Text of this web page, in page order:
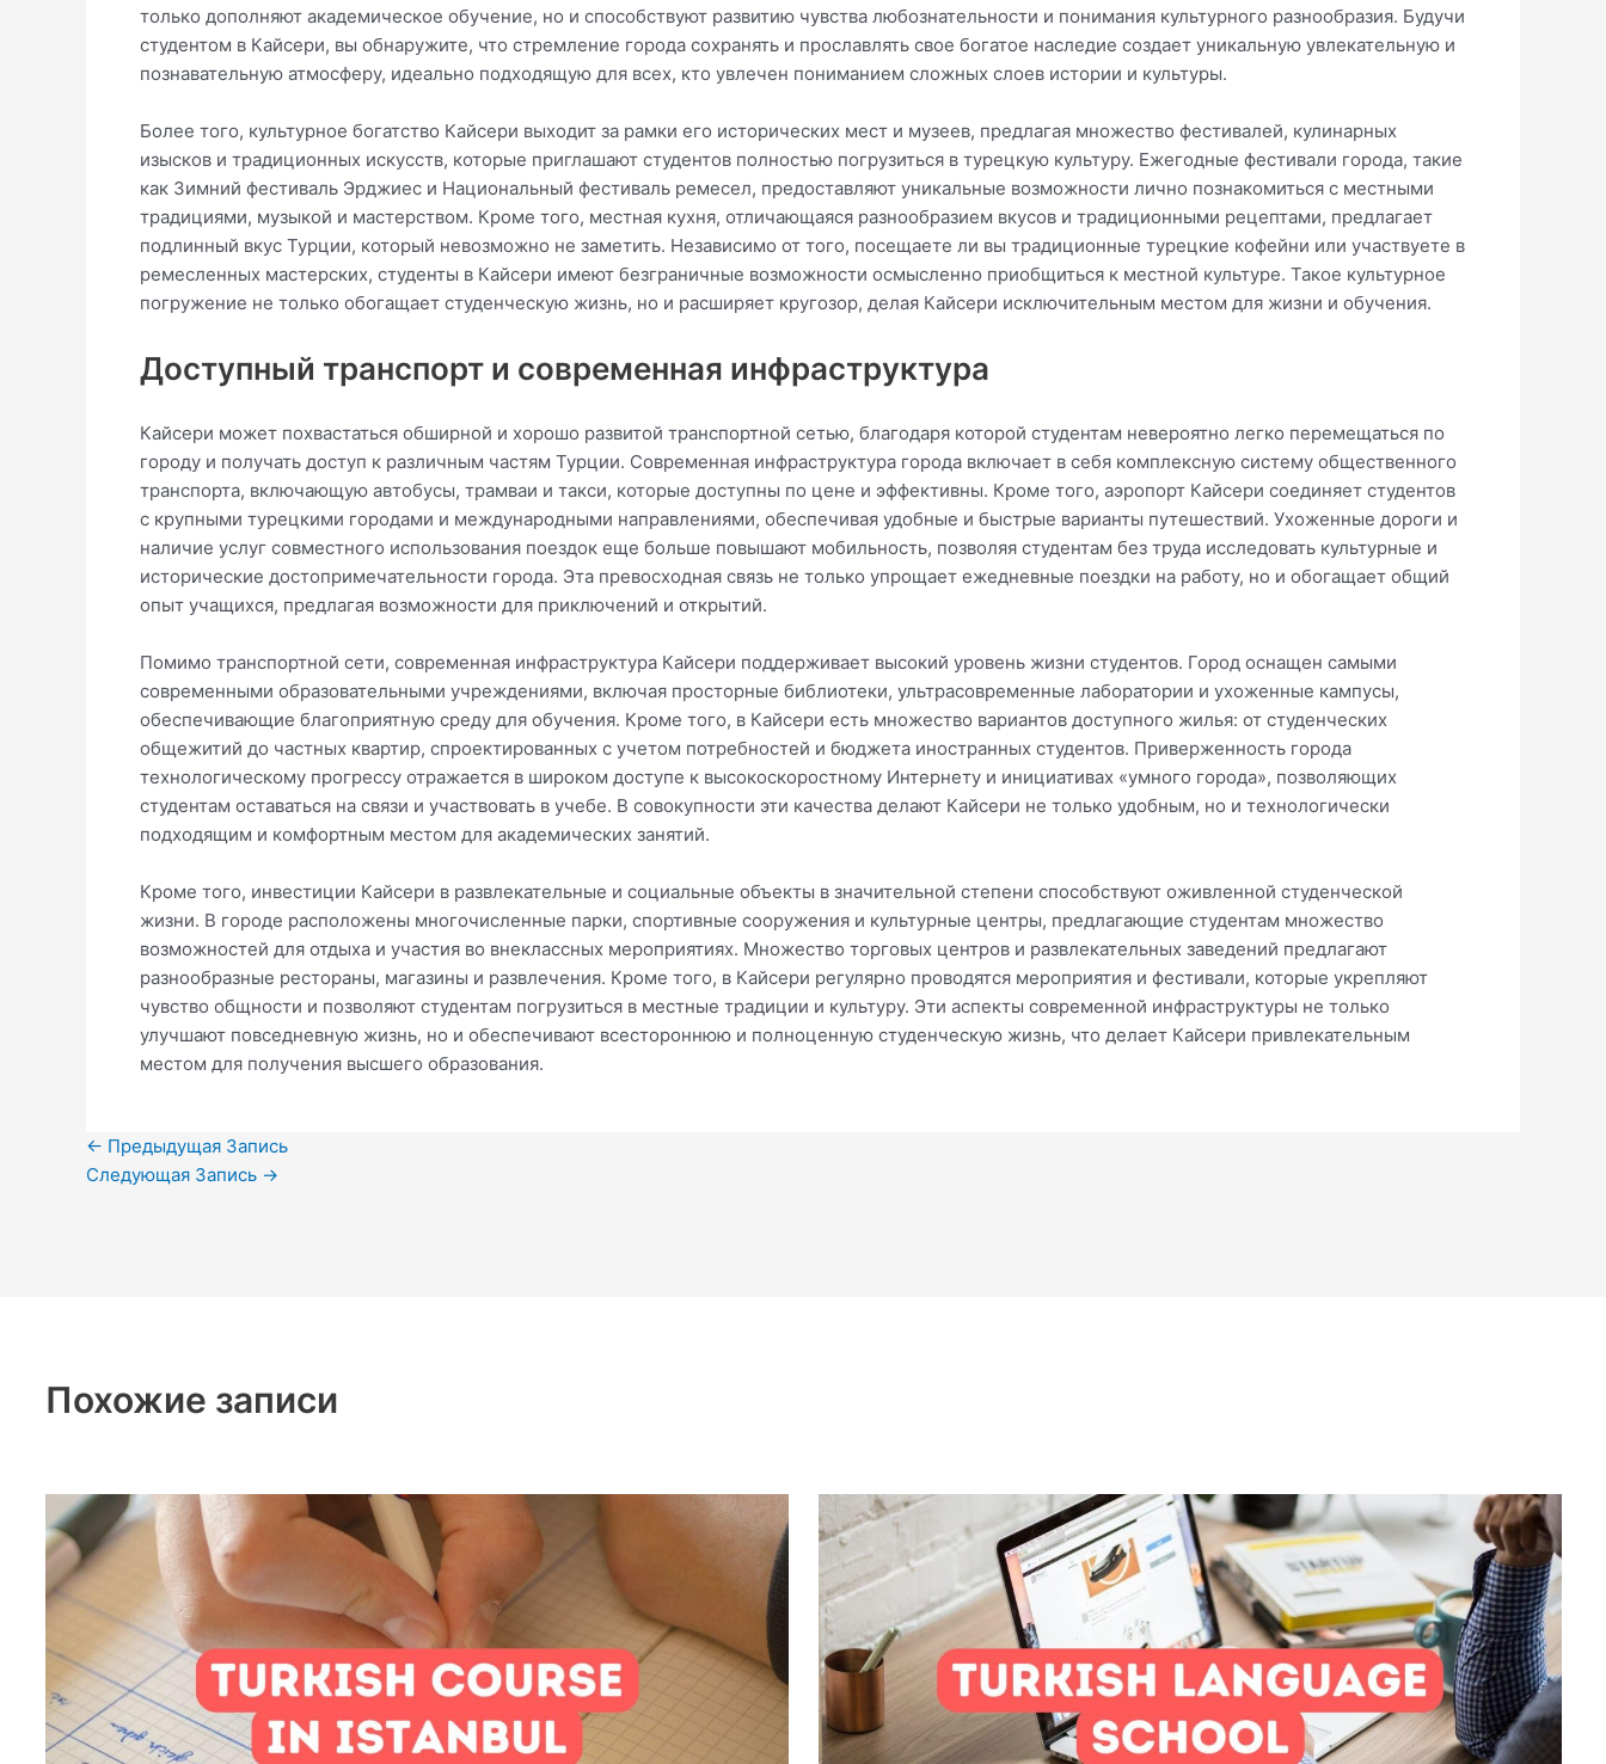
только дополняют академическое обучение, но и способствуют развитию чувства любознательности и понимания культурного разнообразия. Будучи
студентом в Кайсери, вы обнаружите, что стремление города сохранять и прославлять свое богатое наследие создает уникальную увлекательную и
познавательную атмосферу, идеально подходящую для всех, кто увлечен пониманием сложных слоев истории и культуры.
Более того, культурное богатство Кайсери выходит за рамки его исторических мест и музеев, предлагая множество фестивалей, кулинарных
изысков и традиционных искусств, которые приглашают студентов полностью погрузиться в турецкую культуру. Ежегодные фестивали города, такие
как Зимний фестиваль Эрджиес и Национальный фестиваль ремесел, предоставляют уникальные возможности лично познакомиться с местными
традициями, музыкой и мастерством. Кроме того, местная кухня, отличающаяся разнообразием вкусов и традиционными рецептами, предлагает
подлинный вкус Турции, который невозможно не заметить. Независимо от того, посещаете ли вы традиционные турецкие кофейни или участвуете в
ремесленных мастерских, студенты в Кайсери имеют безграничные возможности осмысленно приобщиться к местной культуре. Такое культурное
погружение не только обогащает студенческую жизнь, но и расширяет кругозор, делая Кайсери исключительным местом для жизни и обучения.
Доступный транспорт и современная инфраструктура
Кайсери может похвастаться обширной и хорошо развитой транспортной сетью, благодаря которой студентам невероятно легко перемещаться по
городу и получать доступ к различным частям Турции. Современная инфраструктура города включает в себя комплексную систему общественного
транспорта, включающую автобусы, трамваи и такси, которые доступны по цене и эффективны. Кроме того, аэропорт Кайсери соединяет студентов
с крупными турецкими городами и международными направлениями, обеспечивая удобные и быстрые варианты путешествий. Ухоженные дороги и
наличие услуг совместного использования поездок еще больше повышают мобильность, позволяя студентам без труда исследовать культурные и
исторические достопримечательности города. Эта превосходная связь не только упрощает ежедневные поездки на работу, но и обогащает общий
опыт учащихся, предлагая возможности для приключений и открытий.
Помимо транспортной сети, современная инфраструктура Кайсери поддерживает высокий уровень жизни студентов. Город оснащен самыми
современными образовательными учреждениями, включая просторные библиотеки, ультрасовременные лаборатории и ухоженные кампусы,
обеспечивающие благоприятную среду для обучения. Кроме того, в Кайсери есть множество вариантов доступного жилья: от студенческих
общежитий до частных квартир, спроектированных с учетом потребностей и бюджета иностранных студентов. Приверженность города
технологическому прогрессу отражается в широком доступе к высокоскоростному Интернету и инициативах «умного города», позволяющих
студентам оставаться на связи и участвовать в учебе. В совокупности эти качества делают Кайсери не только удобным, но и технологически
подходящим и комфортным местом для академических занятий.
Кроме того, инвестиции Кайсери в развлекательные и социальные объекты в значительной степени способствуют оживленной студенческой
жизни. В городе расположены многочисленные парки, спортивные сооружения и культурные центры, предлагающие студентам множество
возможностей для отдыха и участия во внеклассных мероприятиях. Множество торговых центров и развлекательных заведений предлагают
разнообразные рестораны, магазины и развлечения. Кроме того, в Кайсери регулярно проводятся мероприятия и фестивали, которые укрепляют
чувство общности и позволяют студентам погрузиться в местные традиции и культуру. Эти аспекты современной инфраструктуры не только
улучшают повседневную жизнь, но и обеспечивают всестороннюю и полноценную студенческую жизнь, что делает Кайсери привлекательным
местом для получения высшего образования.
← Предыдущая Запись
Следующая Запись →
Похожие записи